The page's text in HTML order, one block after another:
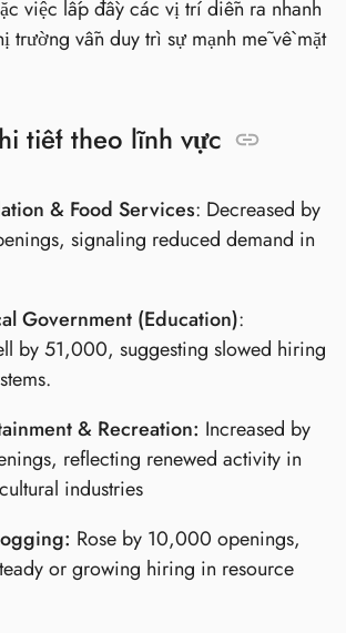
việc lấp đầy các vị trí diễn ra nhanh
trường vẫn duy trì sự mạnh mẽ về mặt
tiết theo lĩnh vực
& Food Services: Decreased by
signaling reduced demand in
Government (Education):
by 51,000, suggesting slowed hiring
& Recreation: Increased by
reflecting renewed activity in
industries
Rose by 10,000 openings,
or growing hiring in resource